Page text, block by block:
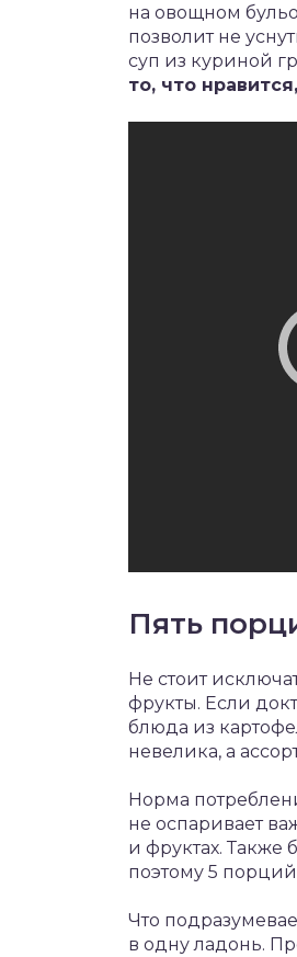
на овощном
позволит не
суп из куриной
то, что
Пять
Не стоит
фрукты. Если
блюда из
невелика, а
Норма
не оспаривает
и фруктах.
поэтому 5
Что
в одну ладонь.